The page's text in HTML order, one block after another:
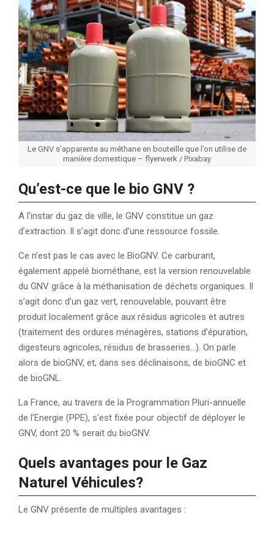
Le GNV s’apparente au méthane en bouteille que l’on utilise de
manière domestique – flyerwerk / Pixabay
Qu’est-ce que le bio GNV ?
A l’instar du gaz de ville, le GNV constitue un gaz
d’extraction. Il s’agit donc d’une ressource fossile.
Ce n’est pas le cas avec le BioGNV. Ce carburant,
également appelé biométhane, est la version renouvelable
du GNV grâce à la méthanisation de déchets organiques. Il
s’agit donc d’un gaz vert, renouvelable, pouvant être
produit localement grâce aux résidus agricoles et autres
(traitement des ordures ménagères, stations d’épuration,
digesteurs agricoles, résidus de brasseries…). On parle
alors de bioGNV, et, dans ses déclinaisons, de bioGNC et
de bioGNL.
La France, au travers de la Programmation Pluri-annuelle
de l’Energie (PPE), s’est fixée pour objectif de déployer le
GNV, dont 20 % serait du bioGNV.
Quels avantages pour le Gaz
Naturel Véhicules?
Le GNV présente de multiples avantages :